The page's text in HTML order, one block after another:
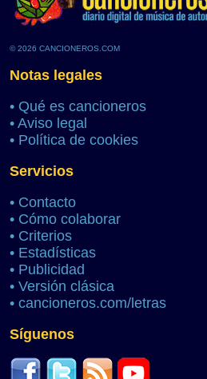
© 2026 CANCIONEROS.COM
Notas legales
• Qué es cancioneros
• Aviso legal
• Política de cookies
Servicios
• Contacto
• Cómo colaborar
• Criterios
• Estadísticas
• Publicidad
• Versión clásica
• cancioneros.com/letras
Síguenos